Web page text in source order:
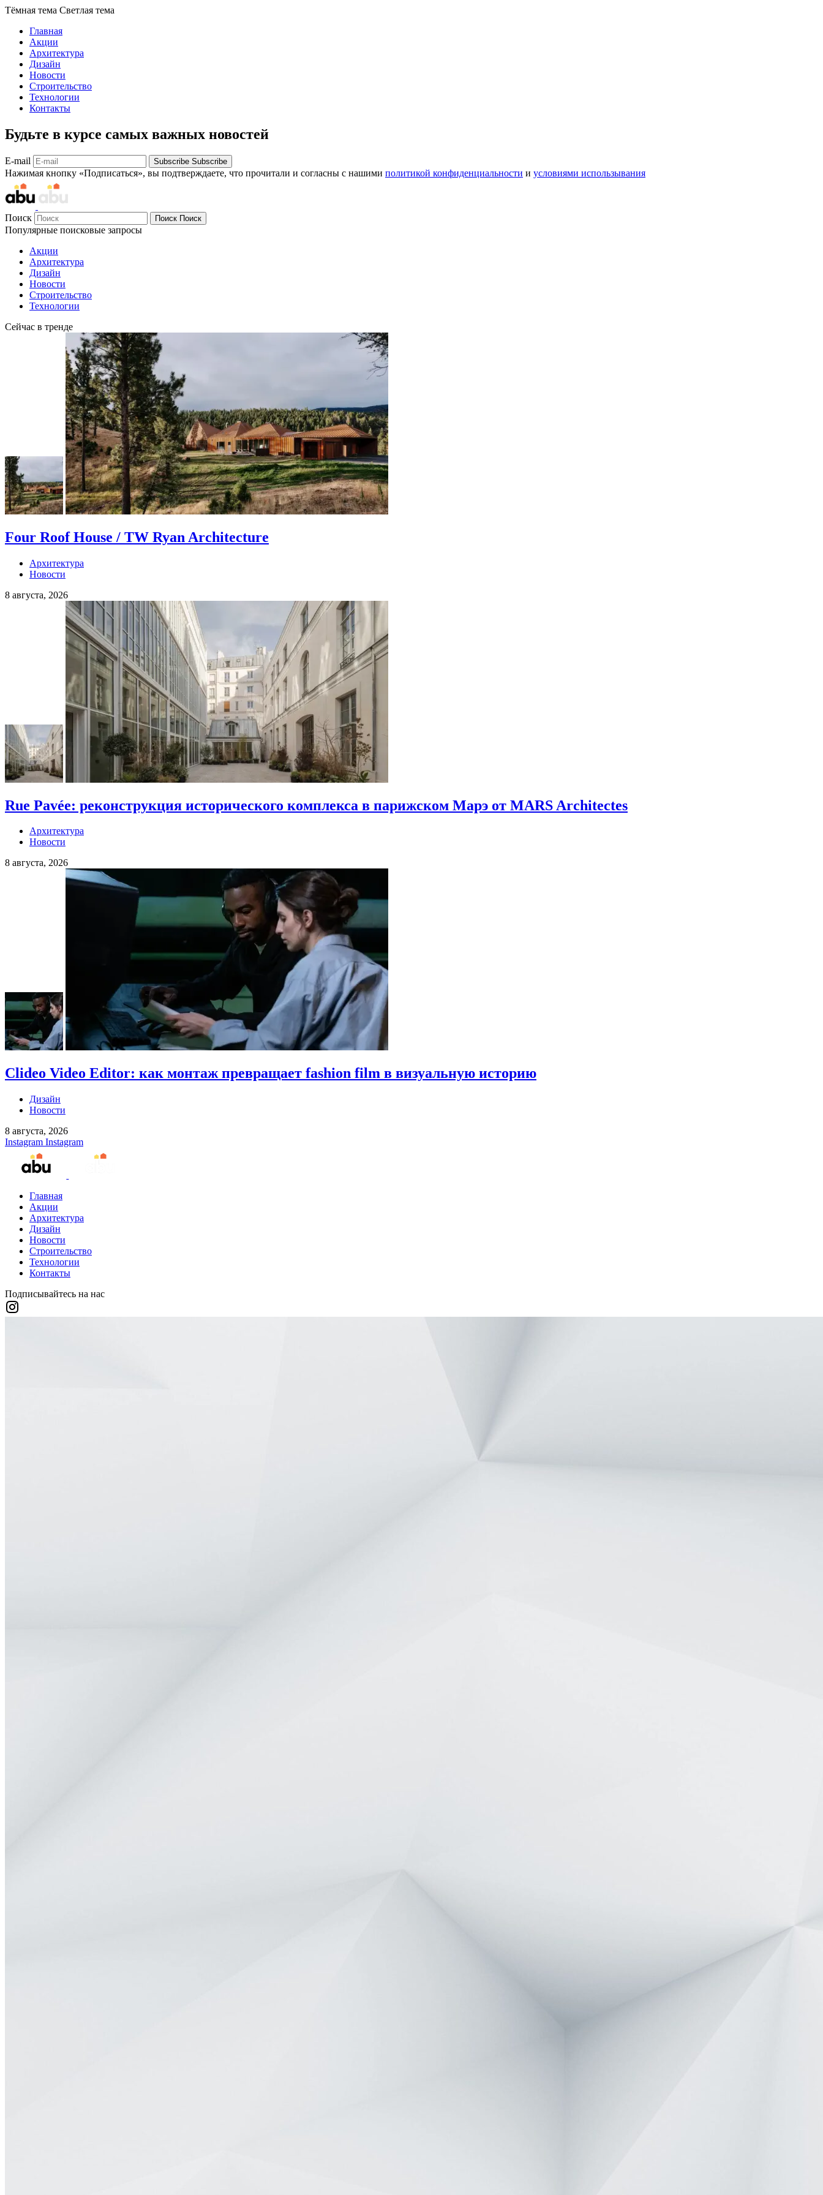
Тёмная тема Светлая тема
Главная
Акции
Архитектура
Дизайн
Новости
Строительство
Технологии
Контакты
Будьте в курсе самых важных новостей
E-mail Subscribe Subscribe
Нажимая кнопку «Подписаться», вы подтверждаете, что прочитали и согласны с нашими политикой конфиденциальности и условиями использывания
Поиск Поиск Поиск
Популярные поисковые запросы
Акции
Архитектура
Дизайн
Новости
Строительство
Технологии
Сейчас в тренде
Four Roof House / TW Ryan Architecture
Архитектура
Новости
8 августа, 2026
Rue Pavée: реконструкция исторического комплекса в парижском Марэ от MARS Architectes
Архитектура
Новости
8 августа, 2026
Clideo Video Editor: как монтаж превращает fashion film в визуальную историю
Дизайн
Новости
8 августа, 2026
Instagram Instagram
Главная
Акции
Архитектура
Дизайн
Новости
Строительство
Технологии
Контакты
Подписывайтесь на нас